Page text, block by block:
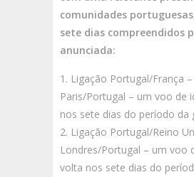
comunidades
sete dias compreendidos
anunciada:
Ligação Portugal/França –
Paris/Portugal – um voo de
nos sete dias do período da
Ligação Portugal/Reino
Londres/Portugal – um voo
volta nos sete dias do